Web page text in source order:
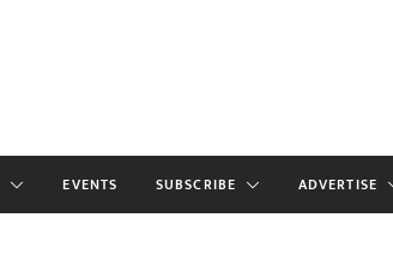
EVENTS SUBSCRIBE ADVERTISE